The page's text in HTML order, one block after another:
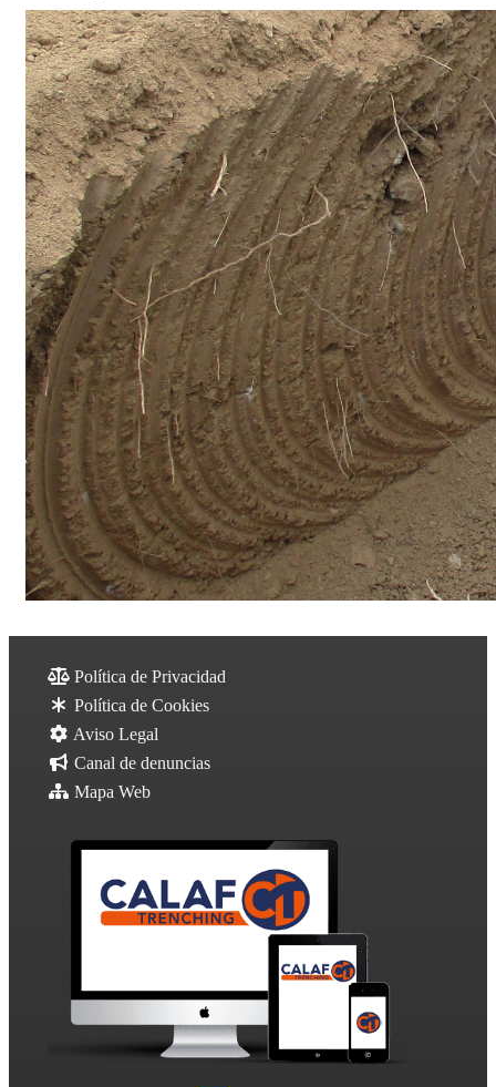
Política de Privacidad
Política de Cookies
Aviso Legal
Canal de denuncias
Mapa Web